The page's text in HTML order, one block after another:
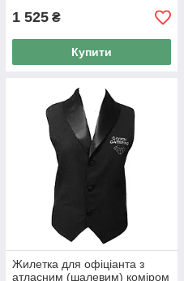
1 525 ₴
Купити
Жилетка для офіціанта з
атласним (шалевим) коміром